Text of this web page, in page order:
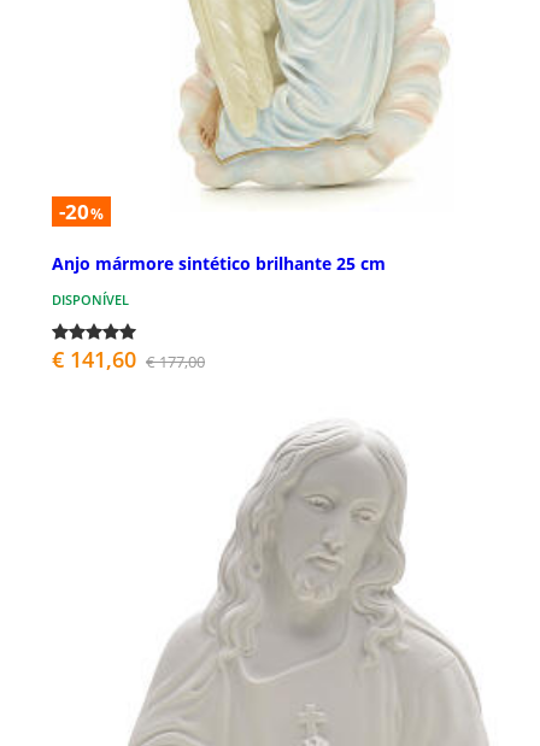
-20%
Anjo mármore sintético brilhante 25 cm
DISPONÍVEL
€ 141,60 € 177,00